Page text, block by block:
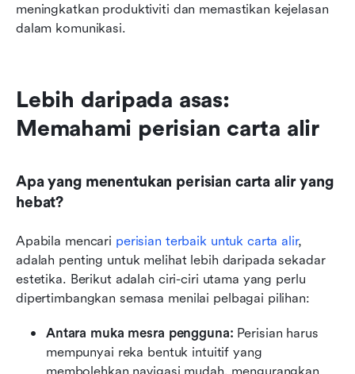
meningkatkan produktiviti dan memastikan kejelasan
dalam komunikasi.
Lebih daripada asas:
Memahami perisian carta alir
Apa yang menentukan perisian carta alir yang
hebat?
Apabila mencari perisian terbaik untuk carta alir,
adalah penting untuk melihat lebih daripada sekadar
estetika. Berikut adalah ciri-ciri utama yang perlu
dipertimbangkan semasa menilai pelbagai pilihan:
Antara muka mesra pengguna: Perisian harus
mempunyai reka bentuk intuitif yang
membolehkan navigasi mudah, mengurangkan